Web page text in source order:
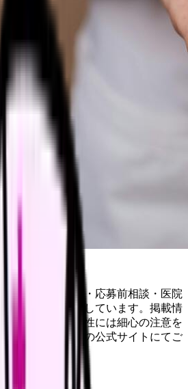
は自社求人通知・応募前相談・医院
わせ導線を設置しています。掲載情
す。記事の正確性には細心の注意を
報は各サービスの公式サイトにてご
: 2026年4月20日